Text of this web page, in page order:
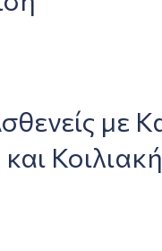
με